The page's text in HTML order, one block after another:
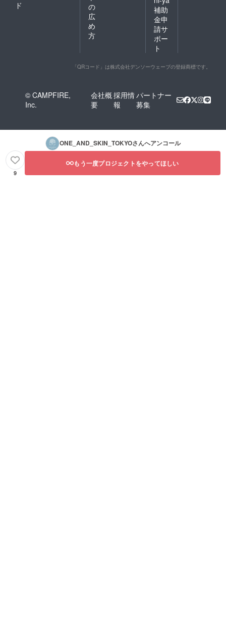
ド
の
広
め
方
補助
金申
請サ
ポー
ト
「QRコード」は株式会社デンソーウェーブの登録商標です。
© CAMPFIRE,
Inc.
会社概
要
採用情
報
パートナー
募集
ONE_AND_SKIN_TOKYOさんへアンコール
9
もう一度プロジェクトをやってほしい